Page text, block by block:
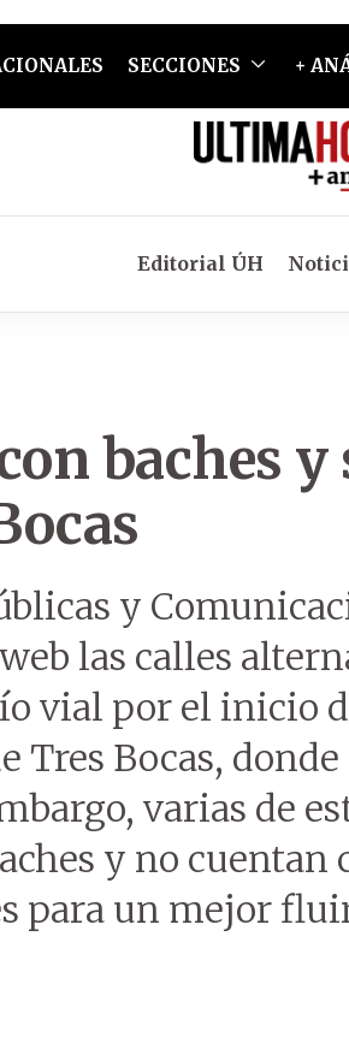
SECCIONES +
Editorial ÚH
baches y
y
las calles
vial por el inicio
Tres Bocas,
varias de
y no cuentan
para un mejor